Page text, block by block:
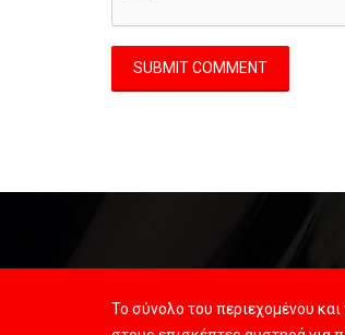
Το σύνολο του περιεχομένου